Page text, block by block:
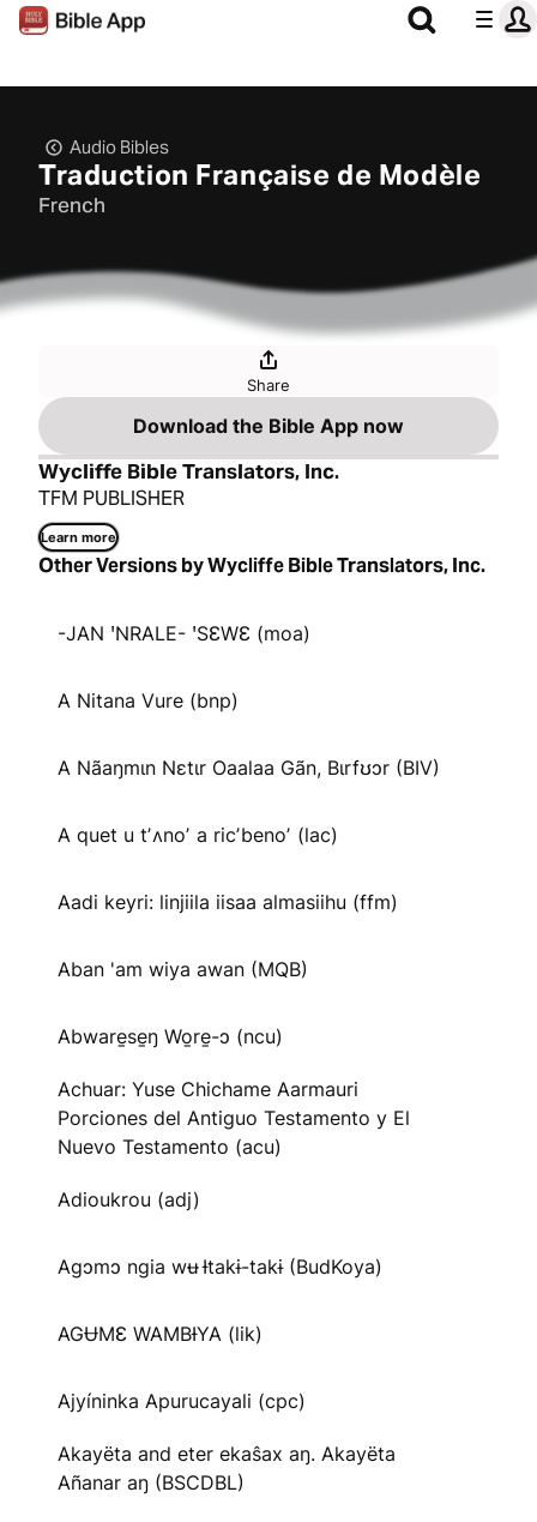
Audio Bibles
Traduction Française de Modèle
French
Share
Download the Bible App now
Wycliffe Bible Translators, Inc.
TFM PUBLISHER
Learn more
Other Versions by Wycliffe Bible Translators, Inc.
-JAN ꞌNRALE- ꞌSƐWƐ (moa)
A Nitana Vure (bnp)
A Nãaŋmɩn Nɛtɩr Oaalaa Gãn, Bɩrfʊɔr (BIV)
A quet u tʼʌnoʼ a ricʼbenoʼ (lac)
Aadi keyri: linjiila iisaa almasiihu (ffm)
Aban 'am wiya awan (MQB)
Abware̱se̱ŋ Wo̱re̱-ɔ (ncu)
Achuar: Yuse Chichame Aarmauri
Porciones del Antiguo Testamento y El
Nuevo Testamento (acu)
Adioukrou (adj)
Agɔmɔ ngia wʉ Ɨtakɨ-takɨ (BudKoya)
AGɄMƐ WAMBƗYA (lik)
Ajyíninka Apurucayali (cpc)
Akayëta and eter ekaŝax aŋ. Akayëta
Añanar aŋ (BSCDBL)